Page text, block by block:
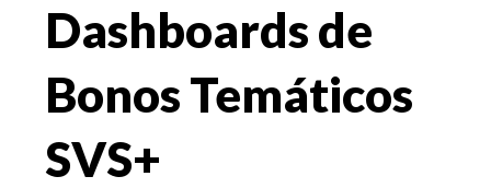
Dashboards de
Bonos Temáticos
SVS+